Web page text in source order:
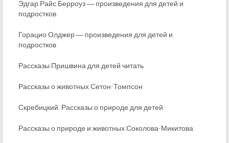
Эдгар Райс Берроуз ― произведения для детей и
подростков
Горацио Олджер ― произведения для детей и
подростков
Рассказы Пришвина для детей читать
Рассказы о животных Сетон-Томпсон
Скребицкий. Рассказы о природе для детей
Рассказы о природе и животных Соколова-Микитова